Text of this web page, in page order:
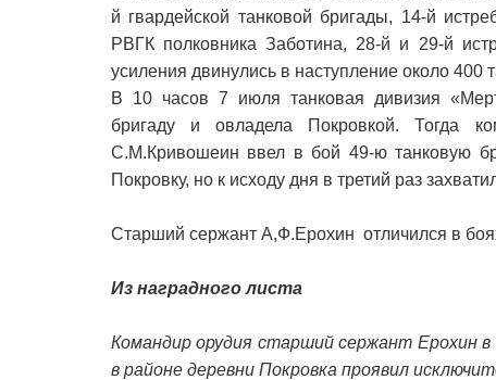
й гвардейской танковой бригады, 14-й
РВГК полковника Заботина, 28-й и 29-й
усиления двинулись в наступление около 400
В 10 часов 7 июля танковая дивизия
бригаду и овладела Покровкой. Тогда
С.М.Кривошеин ввел в бой 49-ю танковую
Покровку, но к исходу дня в третий раз
Старший сержант А,Ф.Ерохин отличился в
Из наградного листа
Командир орудия старший сержант Ерохин
в районе деревни Покровка проявил